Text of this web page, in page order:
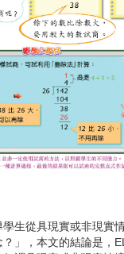
從具現實或非現實
」，本文的結論是，